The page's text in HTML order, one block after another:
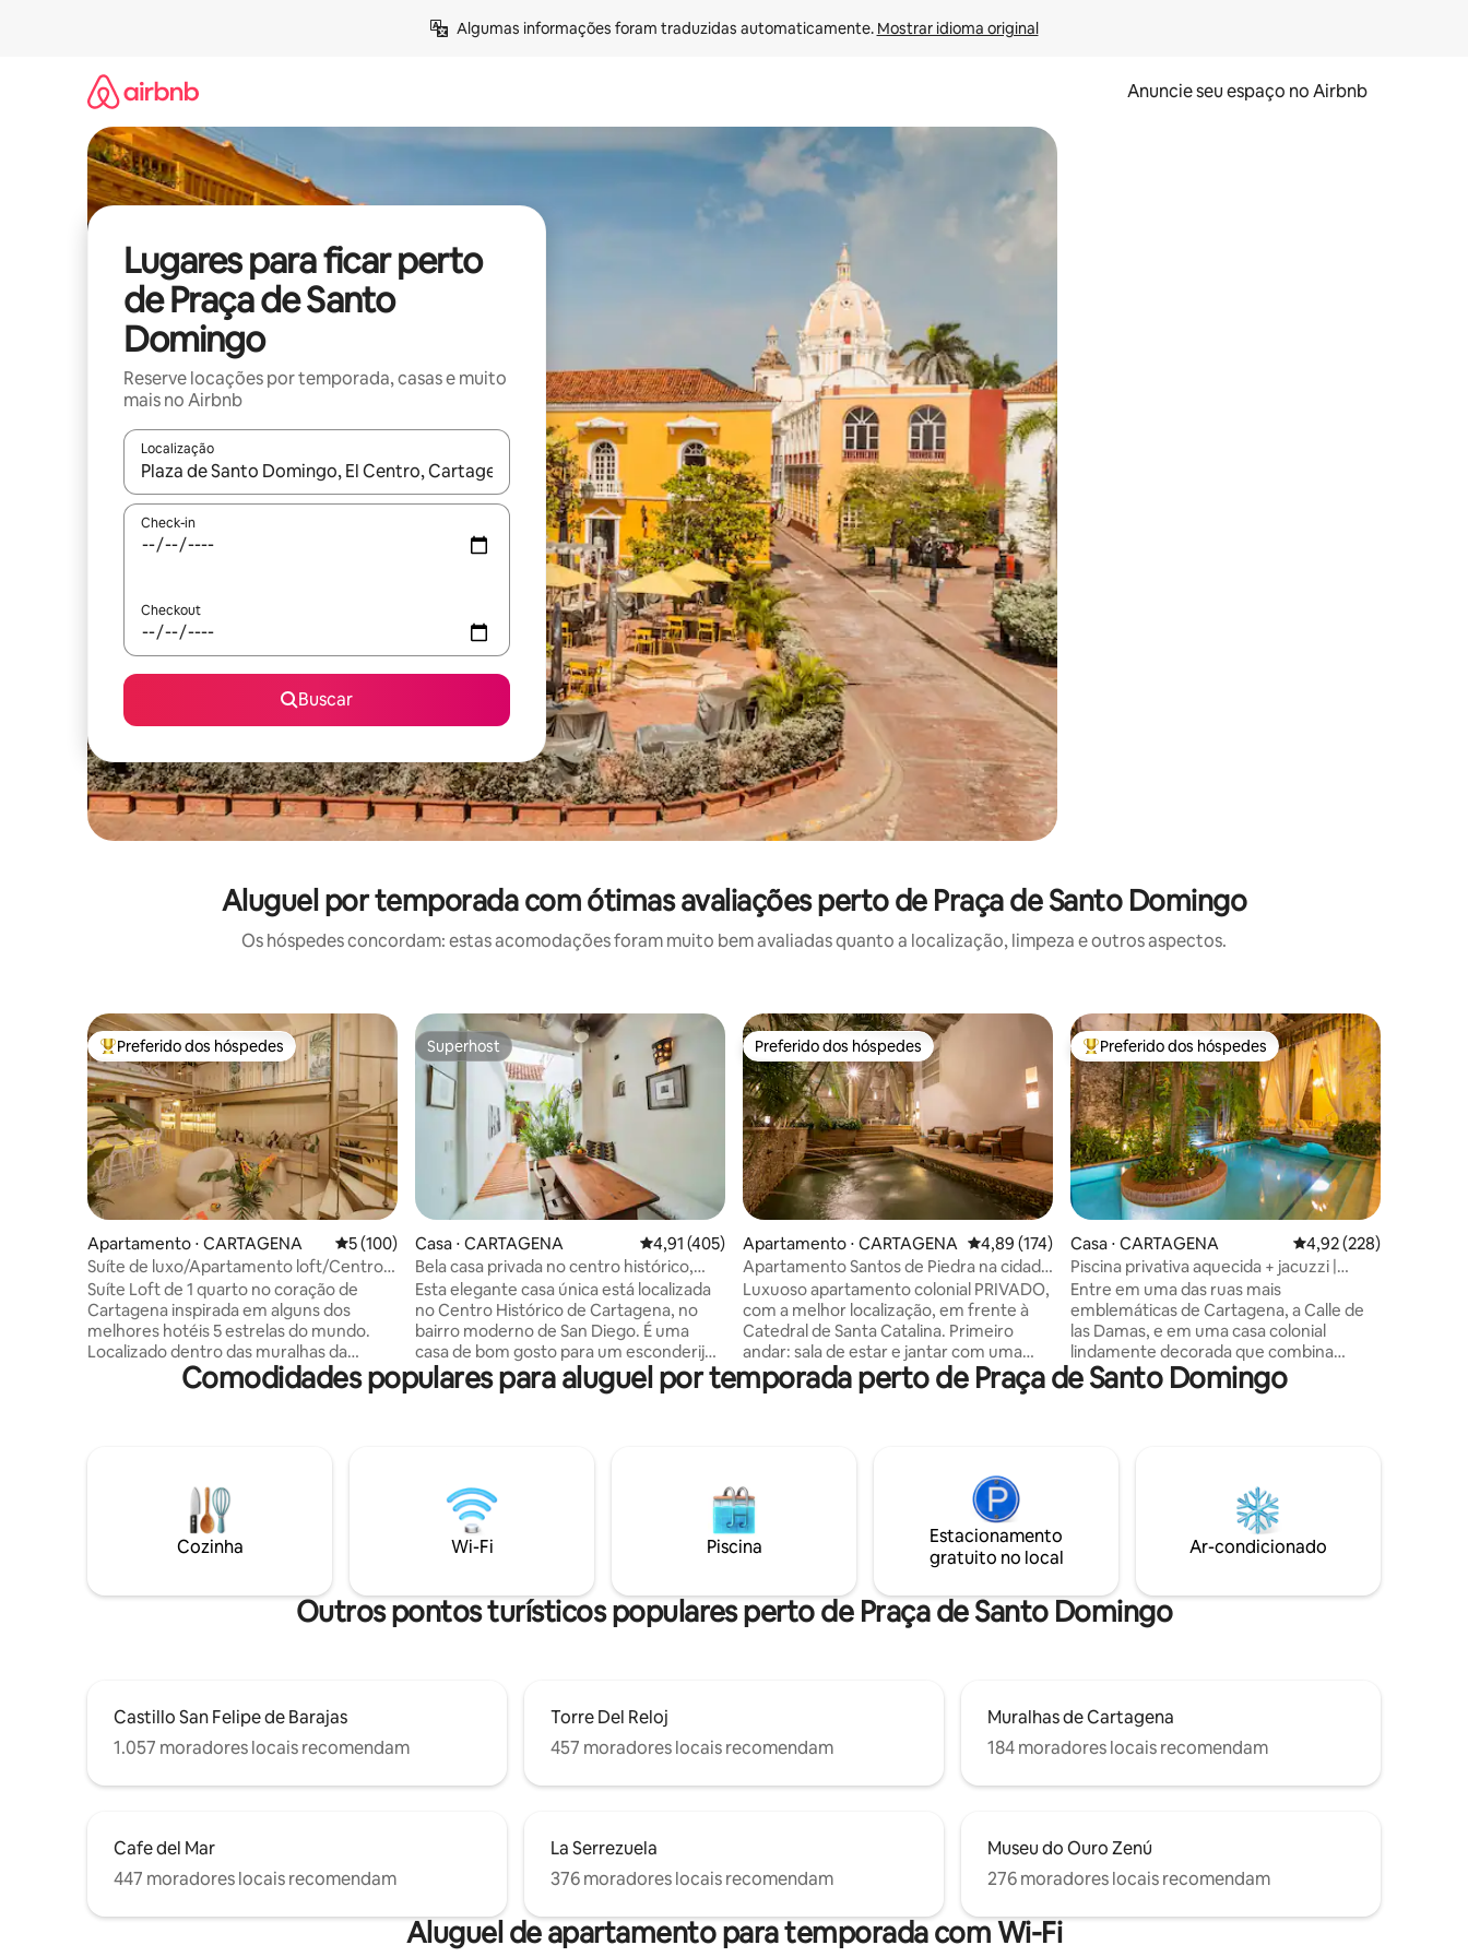
Algumas informações foram traduzidas automaticamente. Mostrar idioma original
Anuncie seu espaço no Airbnb
Lugares para ficar perto
de Praça de Santo
Domingo
Reserve locações por temporada, casas e muito
mais no Airbnb
Localização
Quando os resultados estiverem disponíveis, explore-os usando as seta para cima e para baixo do teclado ou tocando e deslizando o dedo na tela.
Check-in
Checkout
Buscar
Aluguel por temporada com ótimas avaliações perto de Praça de Santo Domingo
Os hóspedes concordam: estas acomodações foram muito bem avaliadas quanto a localização, limpeza e outros aspectos.
Entre os melhores preferidos dos hóspedes
Preferido dos hóspedes
Apartamento ⋅ CARTAGENA 5 de uma avaliação média de 5, 100 avaliações
5 (100)
Suíte de luxo/Apartamento loft/Centro
da cidade
Suíte Loft de 1 quarto no coração de
Cartagena inspirada em alguns dos
melhores hotéis 5 estrelas do mundo.
Localizado dentro das muralhas da
cidade velha, a uma curta distância a pé
de lojas, entretenimento, restaurantes,
máquina de lavar/secar, cama tamanho
Queen, TV, Netflix e Wi-Fi de 400 Mb.
Nosso apartamento moderno com vibe
de praia é perfeito para um casal
@pombocartagena
Superhost
Superhost
Casa ⋅ CARTAGENA 4,91 de uma avaliação média de 5, 405 avaliações
4,91 (405)
Bela casa privada no centro histórico,
piscina.
Esta elegante casa única está localizada
no Centro Histórico de Cartagena, no
bairro moderno de San Diego. É uma
casa de bom gosto para um esconderijo
romântico. Esta propriedade oferece
uma piscina privativa refrescante, um
restaurantes, esta elegante casa
histórica colombiana está cheia de
ótimos detalhes, tetos altos, vigas de
madeira, banho antigo e comodidades
Preferido dos hóspedes
Preferido dos hóspedes
Apartamento ⋅ CARTAGENA 4,89 de uma avaliação média de 5, 174 avaliações
4,89 (174)
Apartamento Santos de Piedra na cidade
murada
Luxuoso apartamento colonial PRIVADO,
com a melhor localização, em frente à
Catedral de Santa Catalina. Primeiro
andar: sala de estar e jantar com uma
área de lavanderia de cozinha em plano
aberto e banheiro social. Quarto com
com banheiros privativos, um com cama
queen e outro com camas de solteiro
Governanta gratuita/ café da manhã e
almoço negociáveis com Sonia /café
gratuito/água gratuita Rossana e Martin
Entre os melhores preferidos dos hóspedes
Preferido dos hóspedes
Casa ⋅ CARTAGENA 4,92 de uma avaliação
4,92 (228)
Piscina privativa aquecida + jacuzzi |
Cidade colonial murada
Entre em uma das ruas mais
emblemáticas de Cartagena, a Calle de
las Damas, e em uma casa colonial
lindamente decorada que combina
séculos de história com todo o conforto
moderno. Localizada no coração da
com um grupo de amigos, esta espaçosa
casa de 2 quartos e 2 banheiros e 1 lavabo
oferece um ambiente elegante e
descontraído do qual você nunca mais
Comodidades populares para aluguel por temporada perto de Praça de Santo Domingo
Cozinha Wi-Fi Piscina
Estacionamento
gratuito no local
Ar-condicionado
Outros pontos turísticos populares perto de Praça de Santo Domingo
Castillo San Felipe de Barajas
1.057 moradores locais recomendam
Torre Del Reloj
457 moradores locais recomendam
Muralhas de Cartagena
184 moradores locais recomendam
Cafe del Mar
447 moradores locais recomendam
La Serrezuela
376 moradores locais recomendam
Museu do Ouro Zenú
276 moradores locais recomendam
Aluguel de apartamento para temporada com Wi-Fi